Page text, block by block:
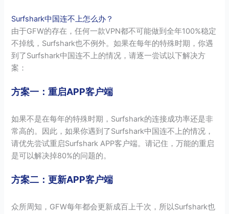
Surfshark中国连不上怎么办？
由于GFW的存在，任何一款VPN都不可能做到全年100%稳定
不掉线，Surfshark也不例外。如果在每年的特殊时期，你遇
到了Surfshark中国连不上的情况，请逐一尝试以下解决方
案：
方案一：重启APP客户端
如果不是在每年的特殊时期，Surfshark的连接成功率还是非
常高的。因此，如果你遇到了Surfshark中国连不上的情况，
请优先尝试重启Surfshark APP客户端。请记住，万能的重启
是可以解决掉80%的问题的。
方案二：更新APP客户端
众所周知，GFW每年都会更新成百上千次，所以Surfshark也